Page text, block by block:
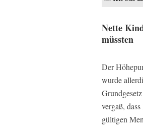
Nette
müssten
Der
wurde
vergaß,
gültigen